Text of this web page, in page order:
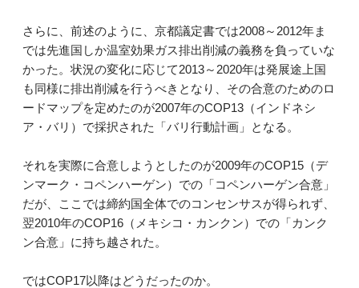
さらに、前述のように、京都議定書では2008～2012年ま
では先進国しか温室効果ガス排出削減の義務を負っていな
かった。状況の変化に応じて2013～2020年は発展途上国
も同様に排出削減を行うべきとなり、その合意のためのロ
ードマップを定めたのが2007年のCOP13（インドネシ
ア・バリ）で採択された「バリ行動計画」となる。
それを実際に合意しようとしたのが2009年のCOP15（デ
ンマーク・コペンハーゲン）での「コペンハーゲン合意」
だが、ここでは締約国全体でのコンセンサスが得られず、
翌2010年のCOP16（メキシコ・カンクン）での「カンク
ン合意」に持ち越された。
ではCOP17以降はどうだったのか。